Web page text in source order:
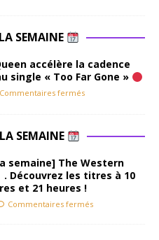
SEMAINE
accélère la cadence
single « Too Far Gone »
Commentaires fermés
SEMAINE
semaine] The Western
. Découvrez les titres à 10
et 21 heures !
Commentaires fermés